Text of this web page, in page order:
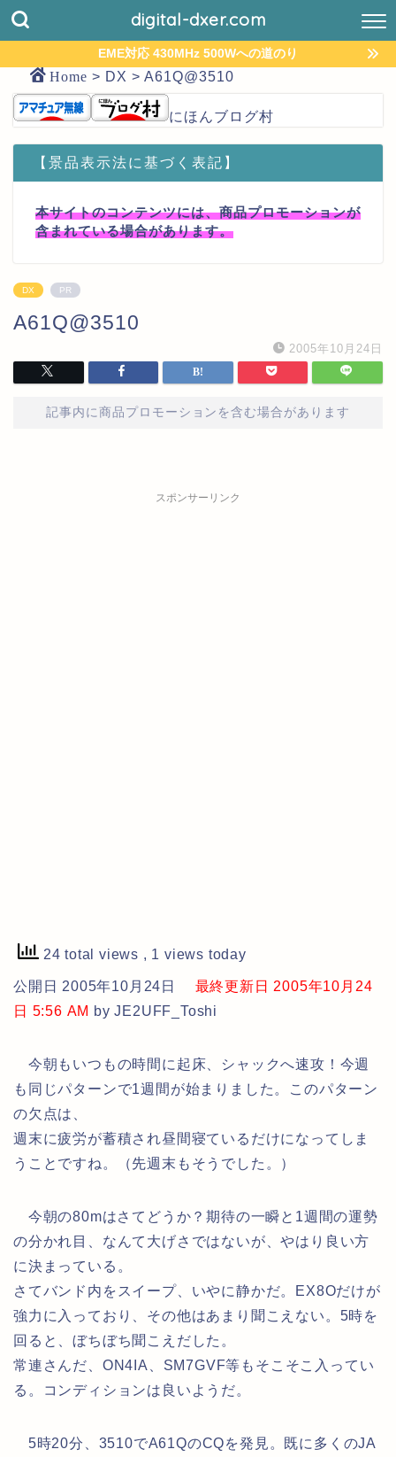
digital-dxer.com
EME対応 430MHz 500Wへの道のり
Home > DX > A61Q@3510
にほんブログ村
【景品表示法に基づく表記】
本サイトのコンテンツには、商品プロモーションが
含まれている場合があります。
DX PR
A61Q@3510
2005年10月24日
記事内に商品プロモーションを含む場合があります
スポンサーリンク
24 total views , 1 views today
公開日 2005年10月24日
最終更新日 2005年10月24
日 5:56 AM by JE2UFF_Toshi
今朝もいつもの時間に起床、シャックへ速攻！今週
も同じパターンで1週間が始まりました。このパターン
の欠点は、
週末に疲労が蓄積され昼間寝ているだけになってしま
うことですね。（先週末もそうでした。）
今朝の80mはさてどうか？期待の一瞬と1週間の運勢
の分かれ目、なんて大げさではないが、やはり良い方
に決まっている。
さてバンド内をスイープ、いやに静かだ。EX8Oだけが
強力に入っており、その他はあまり聞こえない。5時を
回ると、ぼちぼち聞こえだした。
常連さんだ、ON4IA、SM7GVF等もそこそこ入ってい
る。コンディションは良いようだ。
5時20分、3510でA61QのCQを発見。既に多くのJA